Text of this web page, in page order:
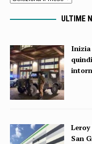
ULTIME
Inizia
San